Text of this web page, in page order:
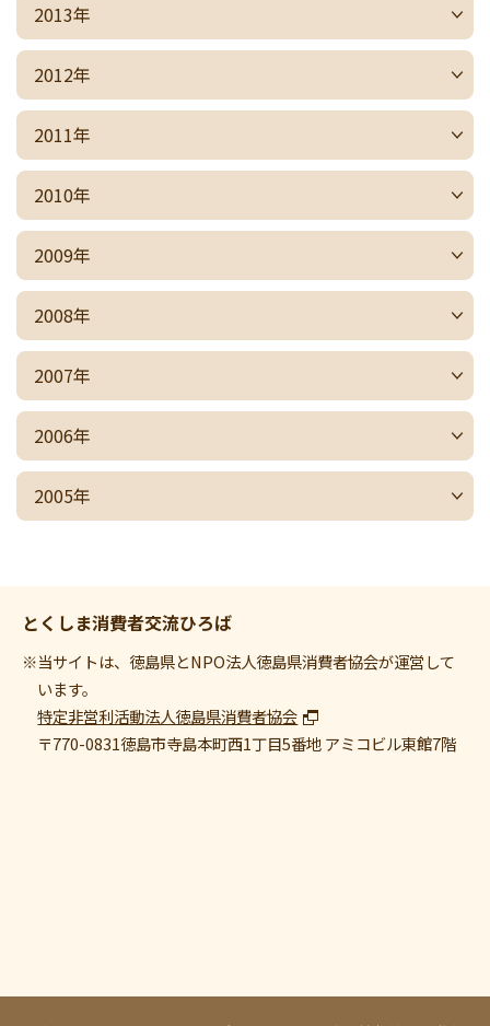
2013年
2012年
2011年
2010年
2009年
2008年
2007年
2006年
2005年
とくしま消費者交流ひろば
※当サイトは、徳島県とNPO法人徳島県消費者協会が運営して
います。
特定非営利活動法人徳島県消費者協会
〒770-0831徳島市寺島本町西1丁目5番地 アミコビル東館7階